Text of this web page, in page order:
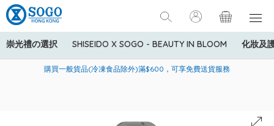
崇光禮の選択 SHISEIDO X SOGO - BEAUTY IN BLOOM 化妝及
美國運通Explorer®信用卡會員購物禮遇：高達5%簽賬回贈！
購買一般貨品(冷凍食品除外)滿$600，可享免費送貨服務
寄送中國內地服務只適用於指定商品，若訂單金額少於HK$600(折